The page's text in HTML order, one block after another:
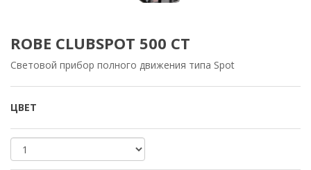
ROBE CLUBSPOT 500 CT
Световой прибор полного движения типа Spot
ЦВЕТ